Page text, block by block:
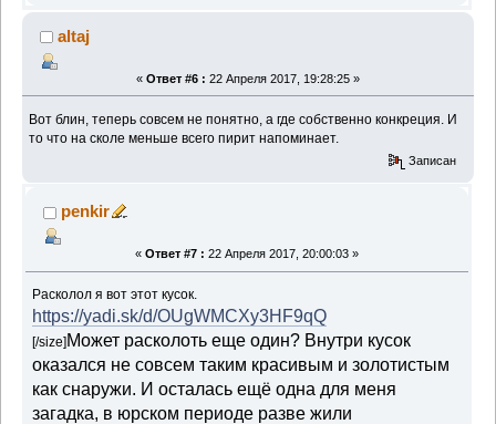
altaj
« Ответ #6 : 22 Апреля 2017, 19:28:25 »
Вот блин, теперь совсем не понятно, а где собственно конкреция. И
то что на сколе меньше всего пирит напоминает.
Записан
penkir
« Ответ #7 : 22 Апреля 2017, 20:00:03 »
Расколол я вот этот кусок.
https://yadi.sk/d/OUgWMCXy3HF9qQ
[/size] Может расколоть еще один? Внутри кусок
оказался не совсем таким красивым и золотистым
как снаружи. И осталась ещё одна для меня
загадка, в юрском периоде разве жили